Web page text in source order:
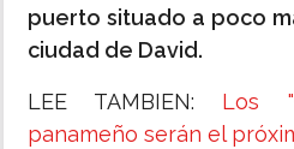
puerto situado a poco
ciudad de David.
LEE TAMBIEN: Los
panameño serán el